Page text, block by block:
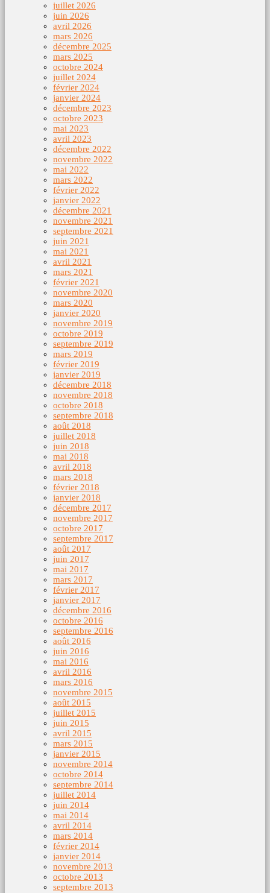
juillet 2026
juin 2026
avril 2026
mars 2026
décembre 2025
mars 2025
octobre 2024
juillet 2024
février 2024
janvier 2024
décembre 2023
octobre 2023
mai 2023
avril 2023
décembre 2022
novembre 2022
mai 2022
mars 2022
février 2022
janvier 2022
décembre 2021
novembre 2021
septembre 2021
juin 2021
mai 2021
avril 2021
mars 2021
février 2021
novembre 2020
mars 2020
janvier 2020
novembre 2019
octobre 2019
septembre 2019
mars 2019
février 2019
janvier 2019
décembre 2018
novembre 2018
octobre 2018
septembre 2018
août 2018
juillet 2018
juin 2018
mai 2018
avril 2018
mars 2018
février 2018
janvier 2018
décembre 2017
novembre 2017
octobre 2017
septembre 2017
août 2017
juin 2017
mai 2017
mars 2017
février 2017
janvier 2017
décembre 2016
octobre 2016
septembre 2016
août 2016
juin 2016
mai 2016
avril 2016
mars 2016
novembre 2015
août 2015
juillet 2015
juin 2015
avril 2015
mars 2015
janvier 2015
novembre 2014
octobre 2014
septembre 2014
juillet 2014
juin 2014
mai 2014
avril 2014
mars 2014
février 2014
janvier 2014
novembre 2013
octobre 2013
septembre 2013